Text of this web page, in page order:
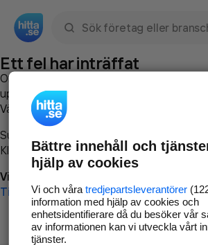
Ett fel har inträffat
Om du vill kan du
uppstod så att vi lättare och snabbare kan
Vänligen försök med följande:
Surfa till
Klicka påTillbaka-knappen i webbläsaren
Vi beklagar besväret!
Till startsidan
Bättre innehåll och
hjälp av cookies
Vi och våra tredjepartsleverantörer
information med hjälp av cookies och
enhetsidentifierare då du besöker vår
av informationen kan vi utveckla vårt
tjänster.